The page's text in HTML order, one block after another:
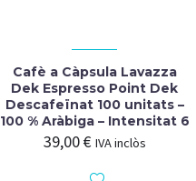
Cafè a Càpsula Lavazza
Dek Espresso Point Dek
Descafeïnat 100 unitats –
100 % Aràbiga – Intensitat 6
39,00€ IVA inclòs